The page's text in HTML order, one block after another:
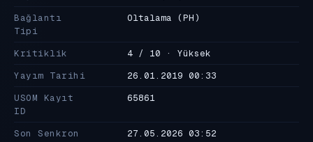
Bağlantı
Tipi
Oltalama (PH)
Kritiklik
4 / 10 · Yüksek
Yayım Tarihi
26.01.2019 00:33
USOM Kayıt
ID
65861
Son Senkron 27.05.2026 03:52